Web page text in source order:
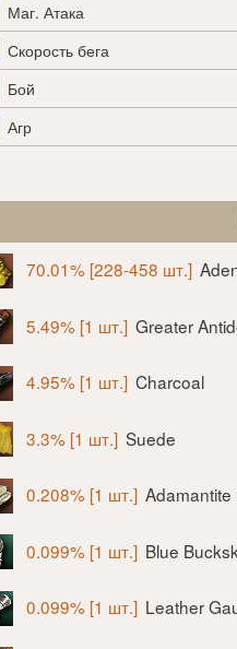
Маг. Атака
Скорость бега
Бой
Агр
70.01% [228-458 шт.]
5.49% [1 шт.] Greater
4.95% [1 шт.] Charcoal
3.3% [1 шт.] Suede
0.208% [1 шт.] Adamantite
0.099% [1 шт.] Blue
0.099% [1 шт.] Leather